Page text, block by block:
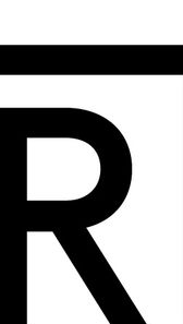
…美 배상 선행돼야"
선…박선원·최민희·서미
득표율 45.42%로 1위…
투표…金 47.75%·鄭
호 7번 의미보단 팀 위해
당원 투표 김민석 승리
㎜ '강한 비'[내일날씨]
꼈고, 많은 트로피 원해 아
지역엔 호의주의보
명 돌파